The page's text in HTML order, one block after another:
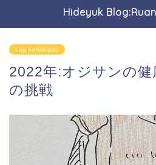
Hideyuk
Log Kehidupan
2022年:オジサンの健
の挑戦